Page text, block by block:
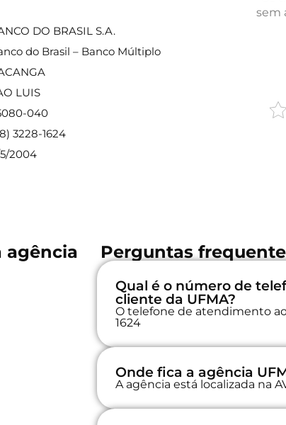
DO BRASIL S.A.
do Brasil – Banco Múltiplo
LUIS
040
3228-1624
5/2004
sem
agência
Perguntas
Qual é o número de
cliente da UFMA?
O telefone de atendimento
1624
Onde fica a agência
A agência está localizada na